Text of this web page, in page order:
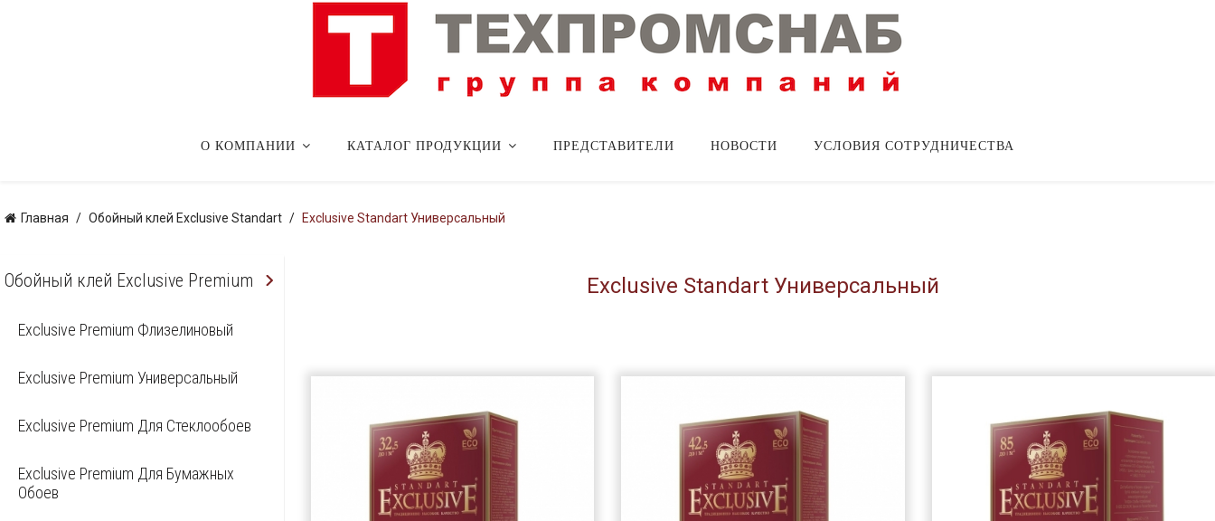
О КОМПАНИИ КАТАЛОГ ПРОДУКЦИИ ПРЕДСТАВИТЕЛИ НОВОСТИ УСЛОВИЯ СОТРУДНИЧЕСТВА
Главная Обойный клей Exclusive Standart Exclusive Standart Универсальный
Обойный клей Exclusive Premium
Exclusive Premium Флизелиновый
Exclusive Premium Универсальный
Exclusive Premium Для Стеклообоев
Exclusive Premium Для Бумажных
Обоев
Exclusive Standart Универсальный